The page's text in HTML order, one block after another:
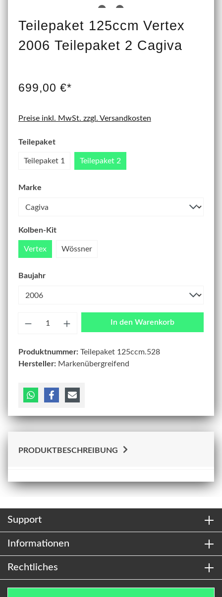
Teilepaket 125ccm Vertex
2006 Teilepaket 2 Cagiva
699,00 €*
Preise inkl. MwSt. zzgl. Versandkosten
Teilepaket
Teilepaket 1 Teilepaket 2
Marke
Kolben-Kit
Vertex Wössner
Baujahr
In den Warenkorb
Produktnummer: Teilepaket 125ccm.528
Hersteller: Markenübergreifend
PRODUKTBESCHREIBUNG
Support
Informationen
Rechtliches